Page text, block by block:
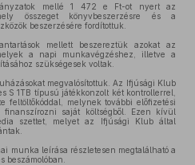
mellé 1 472 e Ft-ot nyert az
összeget könyvbeszerzésre és a
beszerzésére fordítottuk.
mellett beszereztük azokat az
a napi munkavégzéshez, illetve a
szükségesek voltak.
megvalósítottuk. Az Ifjúsági Klub
S 1TB típusú játékkonzolt két kontrollerrel,
feltöltőkóddal, melynek további előfizetési
saját költségből. Ezen kívül
szettet, melyet az Ifjúsági Klub által
munka leírása részletesen megtalálható a
beszámolóban.